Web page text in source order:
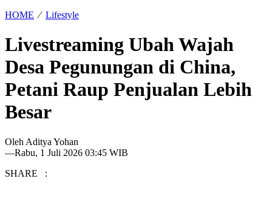
HOME ⁄ Lifestyle
Livestreaming Ubah Wajah
Desa Pegunungan di China,
Petani Raup Penjualan Lebih
Besar
Oleh Aditya Yohan
—Rabu, 1 Juli 2026 03:45 WIB
SHARE :